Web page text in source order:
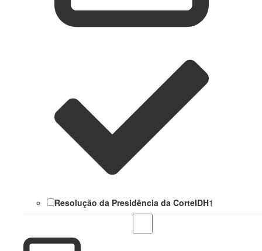
Resolução da Presidência da CorteIDH1